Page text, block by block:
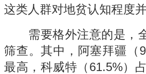
这类人群对地贫认知程度
需要格外注意的是，全
筛查。其中，阿塞拜疆（
最高，科威特（61.5%）